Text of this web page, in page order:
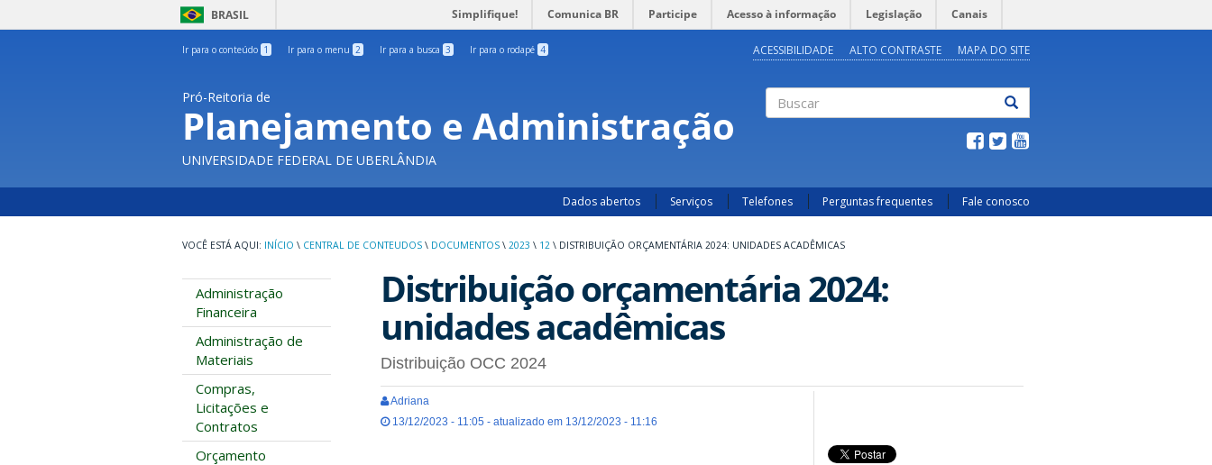
BRASIL Simplifique! Comunica BR Participe Acesso à informação Legislação Canais
Ir para o conteúdo 1 Ir para o menu 2 Ir para a busca 3 Ir para o rodapé 4 ACESSIBILIDADE ALTO CONTRASTE MAPA DO SITE
Pró-Reitoria de
Planejamento e Administração
UNIVERSIDADE FEDERAL DE UBERLÂNDIA
Dados abertos Serviços Telefones Perguntas frequentes Fale conosco
INÍCIO \ CENTRAL DE CONTEUDOS \ DOCUMENTOS \ 2023 \ 12 \ DISTRIBUIÇÃO ORÇAMENTÁRIA 2024: UNIDADES ACADÊMICAS
Administração
Financeira
Administração de
Materiais
Compras,
Licitações e
Contratos
Orçamento
Distribuição orçamentária 2024:
unidades acadêmicas
Distribuição OCC 2024
Adriana
13/12/2023 - 11:05 - atualizado em 13/12/2023 - 11:16